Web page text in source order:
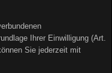
Ihrer Einwilligung (Art.
Sie jederzeit mit